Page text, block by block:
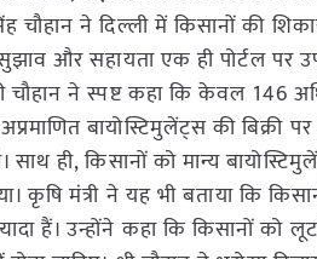
चौहान ने दिल्ली में किसानों की
और सहायता एक ही पोर्टल पर
ने स्पष्ट कहा कि केवल 146
बायोस्टिमुलेंट्स की बिक्री
साथ ही, किसानों को मान्य
कृषि मंत्री ने यह भी बताया कि
हैं। उन्होंने कहा कि किसानों को